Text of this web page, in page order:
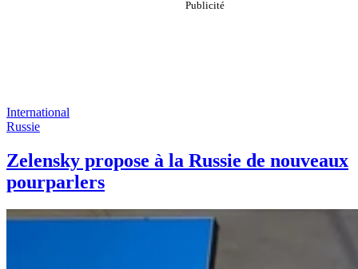
International
Russie
Zelensky propose à la Russie de nouveaux
pourparlers